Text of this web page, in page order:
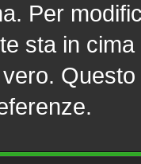
Per
sta in